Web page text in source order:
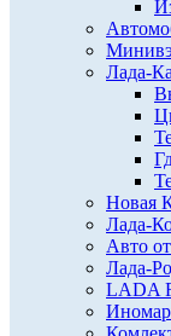
Лада-
Новая
Лада-
Авто
Лада-
LADA